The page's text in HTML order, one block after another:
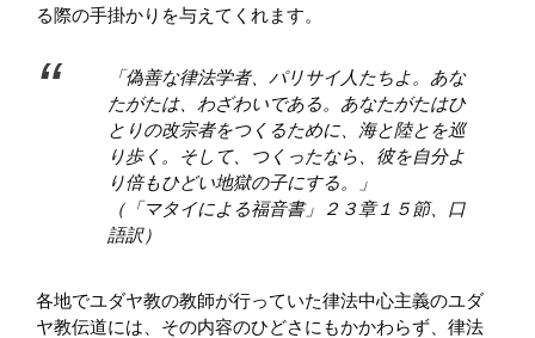
る際の手掛かりを与えてくれます。
「偽善な律法学者、パリサイ人たちよ。あな
たがたは、わざわいである。あなたがたはひ
とりの改宗者をつくるために、海と陸とを巡
り歩く。そして、つくったなら、彼を自分よ
り倍もひどい地獄の子にする。」
（「マタイによる福音書」２３章１５節、口
語訳）
各地でユダヤ教の教師が行っていた律法中心主義のユダ
ヤ教伝道には、その内容のひどさにもかかわらず、律法